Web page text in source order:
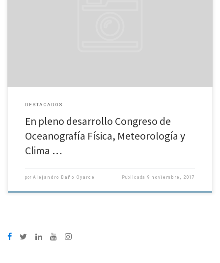
DESTACADOS
En pleno desarrollo Congreso de
Oceanografía Física, Meteorología y
Clima …
por Alejandro Baño Oyarce Publicada 9 noviembre, 2017